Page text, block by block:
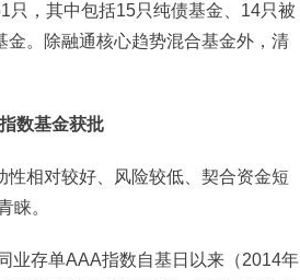
只，其中包括15只纯债基金、14只被
。除融通核心趋势混合基金外，清
数基金获批
相对较好、风险较低、契合资金短
睐。
业存单AAA指数自基日以来（2014年